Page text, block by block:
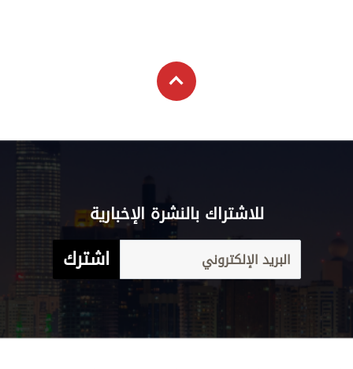
للاشتراك بالنشرة الإخبارية
اشترك